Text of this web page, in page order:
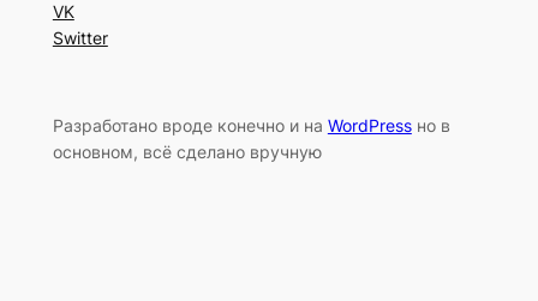
VK
Switter
Разработано вроде конечно и на WordPressно в
основном, всё сделано вручную